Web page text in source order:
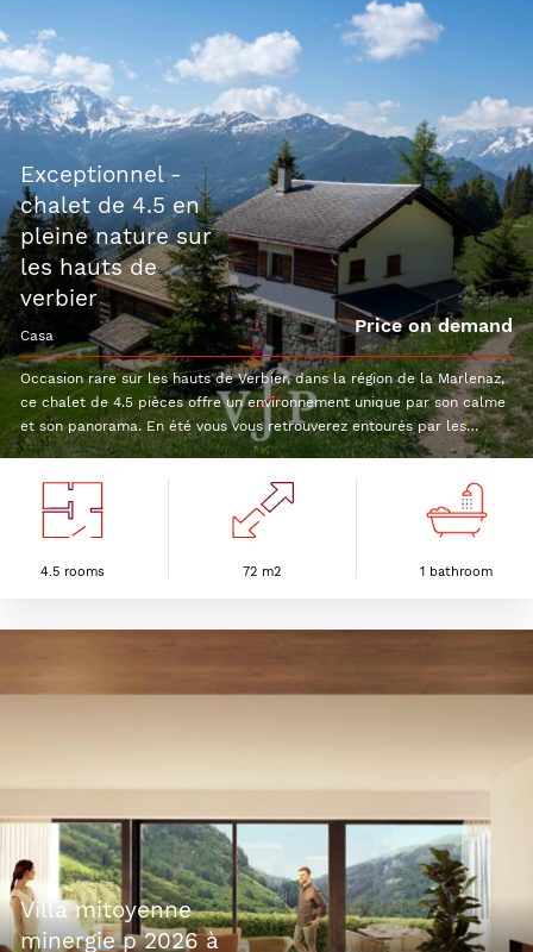
exceptionnel -
chalet de 4.5 en
pleine nature sur
les hauts de
verbier
casa Price on demand
Occasion rare sur les hauts de Verbier, dans la région de la Marlenaz,
ce chalet de 4.5 pièces offre un environnement unique par son calme
et son panorama. En été vous vous retrouverez entourés par les
vaches de l'alpage mais accèderez au chalet en voiture. En hiver, le
avec environ 1km d'effort depuis le Sonalon. Le chalet est constitué
de : Rez :Cuisine ouverteSéjour avec cuisinière à boisEspace
2 chambres double1 chambre simpleUne belle terrasse à l'ouest, un
4.5 rooms 72 m2 1 bathroom
villa mitoyenne
minergie p 2026 à